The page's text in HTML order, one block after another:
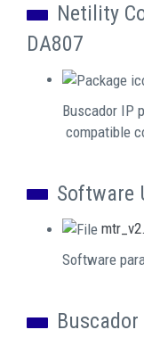
Netility
DA807
Buscador IP
compatible
Software
Software
Buscador